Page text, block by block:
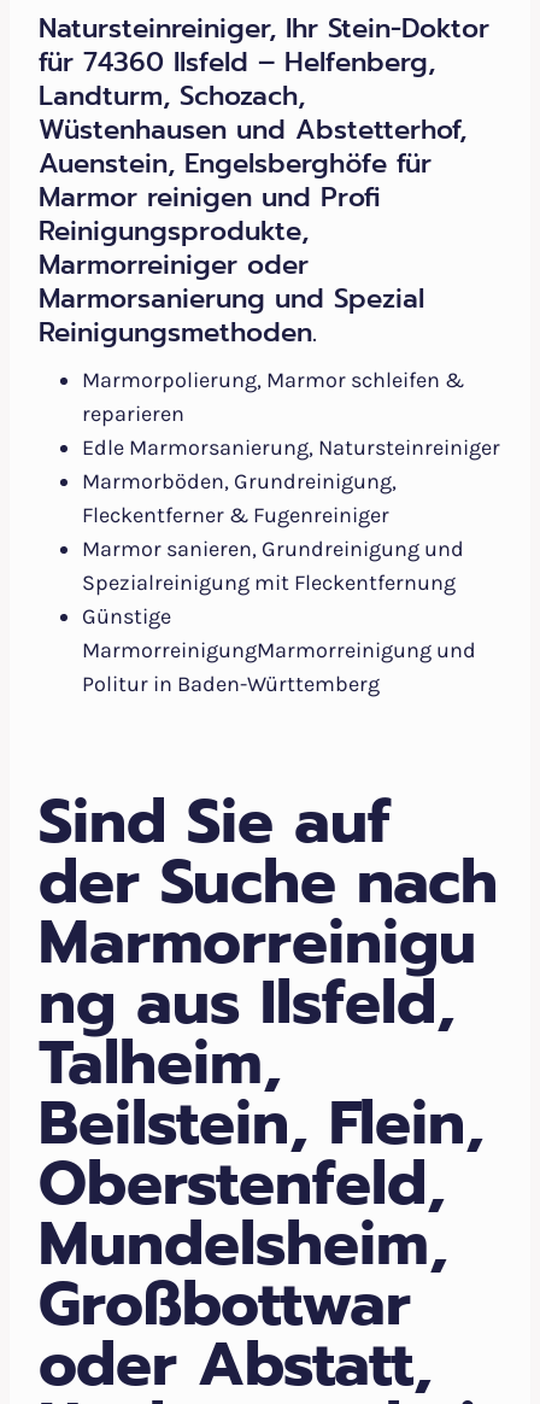
Natursteinreiniger, Ihr Stein-Doktor
für 74360 Ilsfeld – Helfenberg,
Landturm, Schozach,
Wüstenhausen und Abstetterhof,
Auenstein, Engelsberghöfe für
Marmor reinigen und Profi
Reinigungsprodukte,
Marmorreiniger oder
Marmorsanierung und Spezial
Reinigungsmethoden.
Marmorpolierung, Marmor schleifen &
reparieren
Edle Marmorsanierung, Natursteinreiniger
Marmorböden, Grundreinigung,
Fleckentferner & Fugenreiniger
Marmor sanieren, Grundreinigung und
Spezialreinigung mit Fleckentfernung
Günstige
MarmorreinigungMarmorreinigung und
Politur in Baden-Württemberg
Sind Sie auf
der Suche nach
Marmorreinigu
ng aus Ilsfeld,
Talheim,
Beilstein, Flein,
Oberstenfeld,
Mundelsheim,
Großbottwar
oder Abstatt,